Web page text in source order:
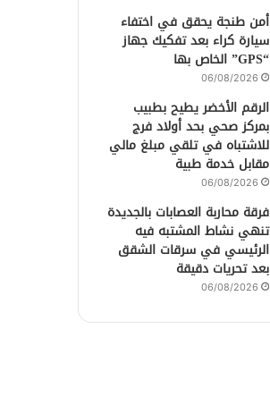
أمن طنجة يحقق في اختفاء
سيارة كراء بعد تفكيك جهاز
“GPS” الخاص بها
06/08/2026
الرقم الأخضر يطيح بطبيب
بمركز صحي بحد أولاد فرج
للاشتباه في تلقي مبلغ مالي
مقابل خدمة طبية
06/08/2026
فرقة محاربة العصابات بالجديدة
تنهي نشاط المشتبه فيه
الرئيسي في سرقات الشقق
بعد تحريات دقيقة
06/08/2026